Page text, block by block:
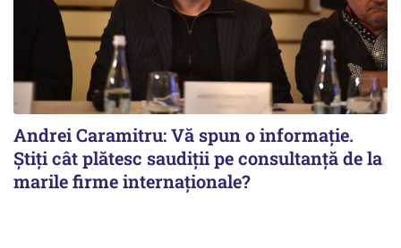
Andrei Caramitru: Vă spun o informație.
Știți cât plătesc saudiții pe consultanță de la
marile firme internaționale?